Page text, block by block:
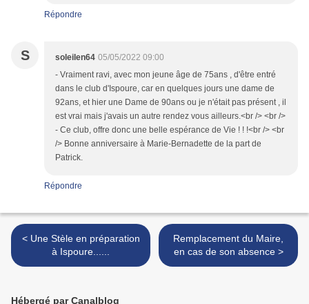
Répondre
S soleilen64 05/05/2022 09:00
- Vraiment ravi, avec mon jeune âge de 75ans , d'être entré
dans le club d'Ispoure, car en quelques jours une dame de
92ans, et hier une Dame de 90ans ou je n'était pas présent , il
est vrai mais j'avais un autre rendez vous ailleurs.<br /> <br />
- Ce club, offre donc une belle espérance de Vie ! ! !<br /> <br
/> Bonne anniversaire à Marie-Bernadette de la part de
Patrick.
Répondre
< Une Stèle en préparation
à Ispoure......
Remplacement du Maire,
en cas de son absence >
Hébergé par Canalblog